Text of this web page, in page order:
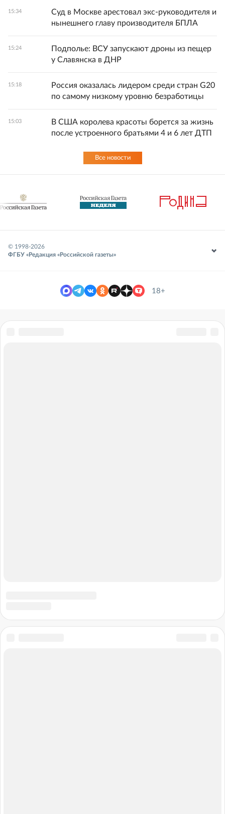
15:34
Суд в Москве арестовал экс-руководителя и
нынешнего главу производителя БПЛА
15:24
Подполье: ВСУ запускают дроны из пещер
у Славянска в ДНР
15:18
Россия оказалась лидером среди стран G20
по самому низкому уровню безработицы
15:03
В США королева красоты борется за жизнь
после устроенного братьями 4 и 6 лет ДТП
Все новости
© 1998-2026
ФГБУ «Редакция «Российской газеты»
18+